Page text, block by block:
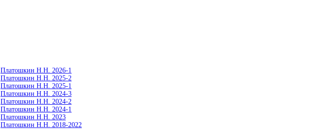
Платошкин Н.Н. 2026-1
Платошкин Н.Н. 2025-2
Платошкин Н.Н. 2025-1
Платошкин Н.Н. 2024-3
Платошкин Н.Н. 2024-2
Платошкин Н.Н. 2024-1
Платошкин Н.Н. 2023
Платошкин Н.Н. 2018-2022